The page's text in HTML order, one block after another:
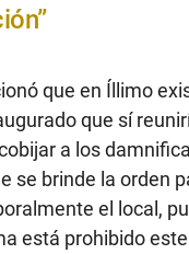
que en Íllimo
que sí
a los
se brinde la orden
el local,
está prohibido este